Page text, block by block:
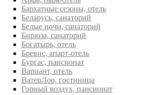
Бархатные сезоны, отель
Беларусь, санаторий
Белые ночи, санаторий
Бирюза, санаторий
Богатырь, отель
Бревис, апарт-отель
Бургас, пансионат
Вариант, отель
ВатерЛоо, гостиница
Горный воздух, пансионат